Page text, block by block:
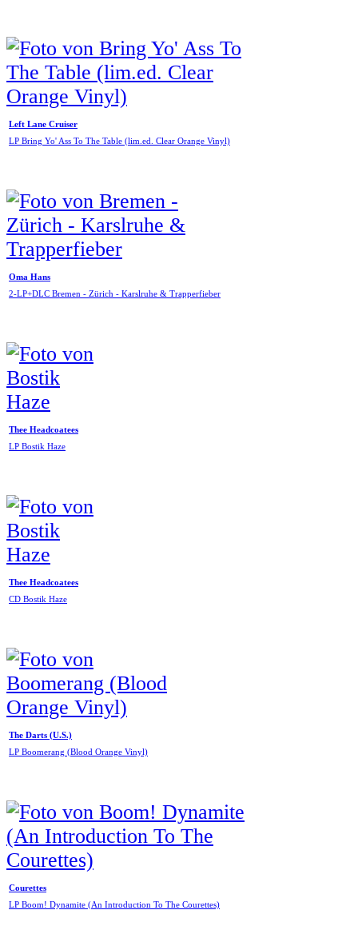
Left Lane Cruiser
LP Bring Yo' Ass To The Table (lim.ed. Clear Orange Vinyl)
Oma Hans
2-LP+DLC Bremen - Zürich - Karslruhe & Trapperfieber
Thee Headcoatees
LP Bostik Haze
Thee Headcoatees
CD Bostik Haze
The Darts (U.S.)
LP Boomerang (Blood Orange Vinyl)
Courettes
LP Boom! Dynamite (An Introduction To The Courettes)